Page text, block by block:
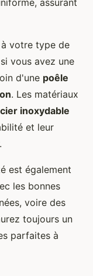
assurant
votre type de
vous avez une
d'une poêle
. Les matériaux
inoxydable
et leur
est également
les bonnes
voire des
toujours un
parfaites à